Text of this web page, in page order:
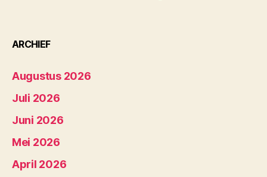
ARCHIEF
Augustus 2026
Juli 2026
Juni 2026
Mei 2026
April 2026